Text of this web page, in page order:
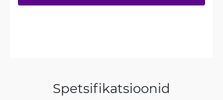
Spetsifikatsioonid